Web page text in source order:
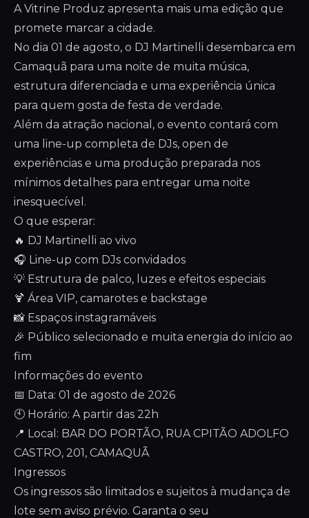
A Vitrine Produz apresenta mais uma edição que
promete marcar a cidade.
No dia 01 de agosto, o DJ Martinelli desembarca em
Camaquã para uma noite de muita música,
estrutura diferenciada e uma experiência única
para quem gosta de festa de verdade.
Além da atração nacional, o evento contará com
uma line-up completa de DJs, open de
experiências e uma produção preparada nos
mínimos detalhes para entregar uma noite
inesquecível.
O que esperar:
🔥 DJ Martinelli ao vivo
🎧 Line-up com DJs convidados
💡 Estrutura de palco, luzes e efeitos especiais
🍹 Área VIP, camarotes e backstage
📸 Espaços instagramáveis
🎉 Público selecionado e muita energia do início ao
fim
Informações do evento
📅 Data: 01 de agosto de 2026
🕙 Horário: A partir das 22h
📍 Local: BAR DO PORTÃO, RUA CPITÃO ADOLFO
CASTRO, 201, CAMAQUÃ
Ingressos
Os ingressos são limitados e sujeitos à mudança de
lote sem aviso prévio. Garanta o seu